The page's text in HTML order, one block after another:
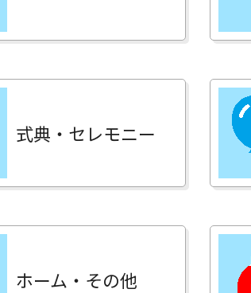
式典・セレモニー
ホーム・その他